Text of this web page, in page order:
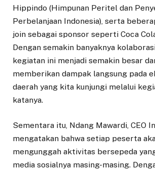
Hippindo (Himpunan Peritel dan
Perbelanjaan Indonesia), serta
join sebagai sponsor seperti Coca
Dengan semakin banyaknya
kegiatan ini menjadi semakin besar
memberikan dampak langsung pada
daerah yang kita kunjungi melalui
katanya.
Sementara itu, Ndang Mawardi, CEO
mengatakan bahwa setiap peserta
mengunggah aktivitas bersepeda
media sosialnya masing-masing.